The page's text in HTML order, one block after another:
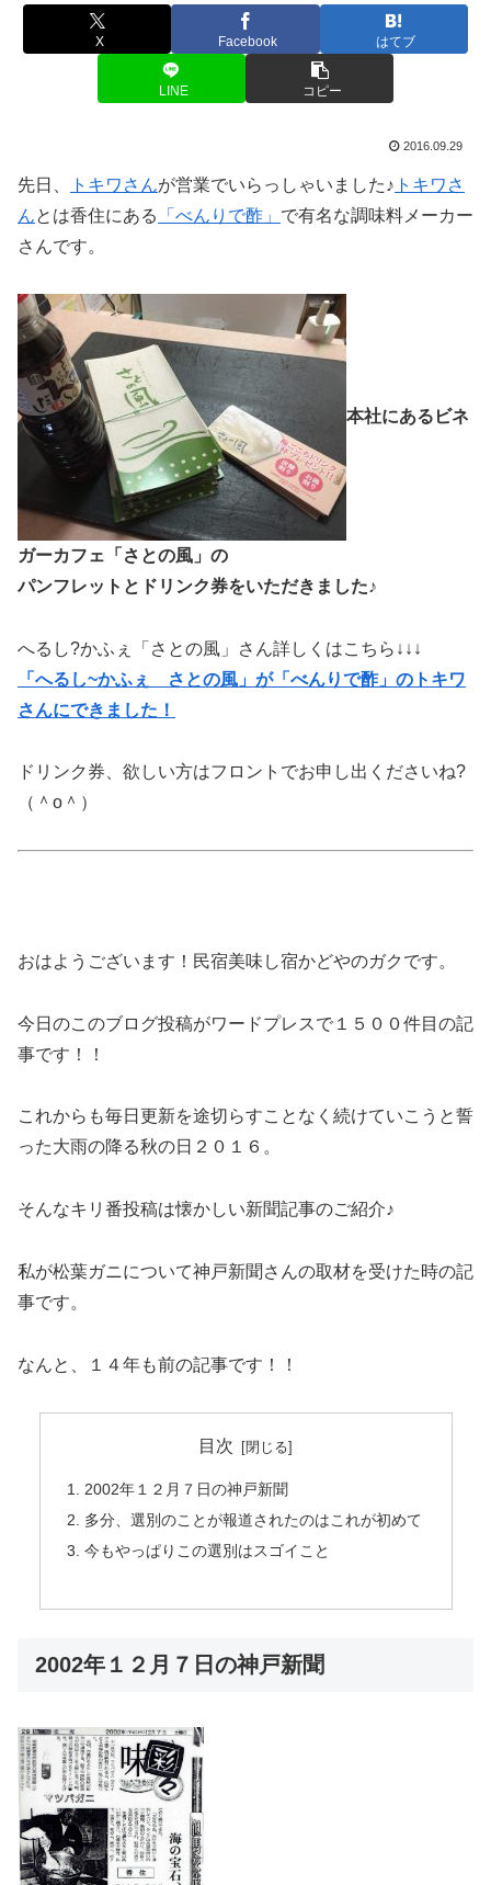
X Facebook はてブ
LINE コピー
2016.09.29
先日、 トキワさんが営業でいらっしゃいました♪ トキワさ
んとは香住にある 「べんりで酢」 で有名な調味料メーカー
さんです。
本社にあるビネ
ガーカフェ「さとの風」の
パンフレットとドリンク券をいただきました♪
へるし?かふぇ「さとの風」さん詳しくはこちら↓↓↓
「へるし~かふぇ さとの風」が「べんりで酢」のトキワ
さんにできました！
ドリンク券、欲しい方はフロントでお申し出くださいね?
（＾o＾）
おはようございます！民宿美味し宿かどやのガクです。
今日のこのブログ投稿がワードプレスで１５００件目の記
事です！！
これからも毎日更新を途切らすことなく続けていこうと誓
った大雨の降る秋の日２０１６。
そんなキリ番投稿は懐かしい新聞記事のご紹介♪
私が松葉ガニについて神戸新聞さんの取材を受けた時の記
事です。
なんと、１４年も前の記事です！！
目次
2002年１２月７日の神戸新聞
多分、選別のことが報道されたのはこれが初めて
今もやっぱりこの選別はスゴイこと
2002年１２月７日の神戸新聞